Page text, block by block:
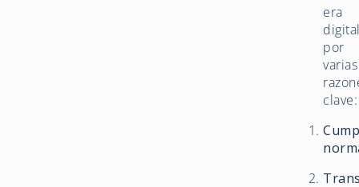
era
por
varias
clave: